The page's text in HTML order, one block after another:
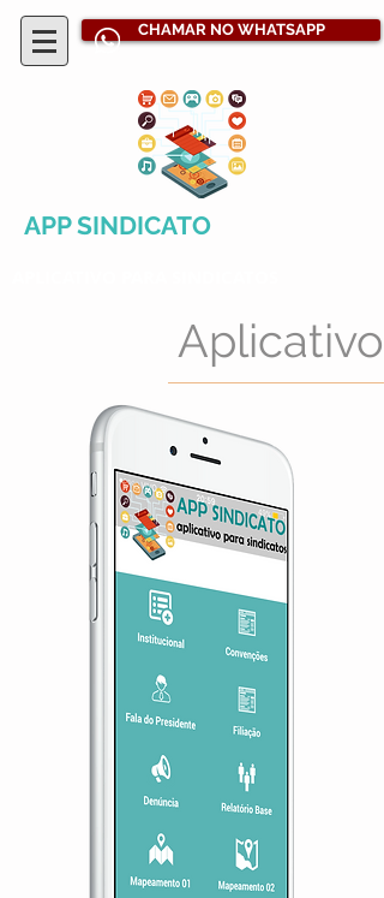
CHAMAR NO WHATSAPP
APP SINDICATO
Aplicativo